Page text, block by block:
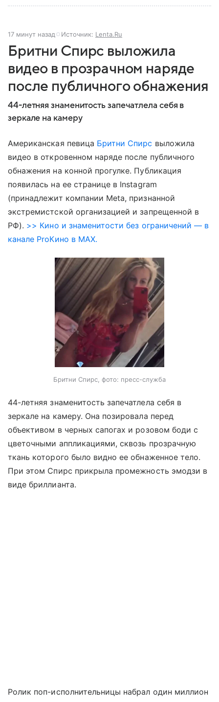
17 минут назад Источник: Lenta.Ru
Бритни Спирс выложила
видео в прозрачном наряде
после публичного обнажения
44-летняя знаменитость запечатлела себя в
зеркале на камеру
Американская певица Бритни Спирс выложила
видео в откровенном наряде после публичного
обнажения на конной прогулке. Публикация
появилась на ее странице в Instagram
(принадлежит компании Meta, признанной
экстремистской организацией и запрещенной в
РФ). >> Кино и знаменитости без ограничений — в
канале ProКино в MAX.
Бритни Спирс, фото: пресс-служба
44-летняя знаменитость запечатлела себя в
зеркале на камеру. Она позировала перед
объективом в черных сапогах и розовом боди с
цветочными аппликациями, сквозь прозрачную
ткань которого было видно ее обнаженное тело.
При этом Спирс прикрыла промежность эмодзи в
виде бриллианта.
Ролик поп-исполнительницы набрал один миллион